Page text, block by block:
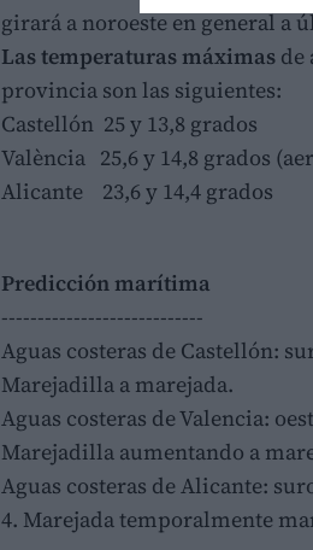
girará a noroeste en general a
Las temperaturas máximas de
provincia son las siguientes:
Castellón 25 y 13,8 grados
València 25,6 y 14,8 grados
Alicante 23,6 y 14,4 grados
Predicción marítima
----------------------------
Aguas costeras de Castellón:
Marejadilla a marejada.
Aguas costeras de Valencia:
Marejadilla aumentando a
Aguas costeras de Alicante:
4. Marejada temporalmente